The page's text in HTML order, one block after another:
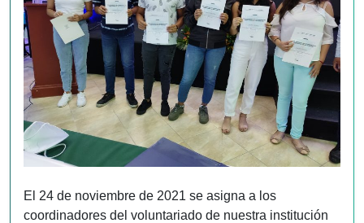
El 24 de noviembre de 2021 se asigna a los
coordinadores del voluntariado de nuestra institución